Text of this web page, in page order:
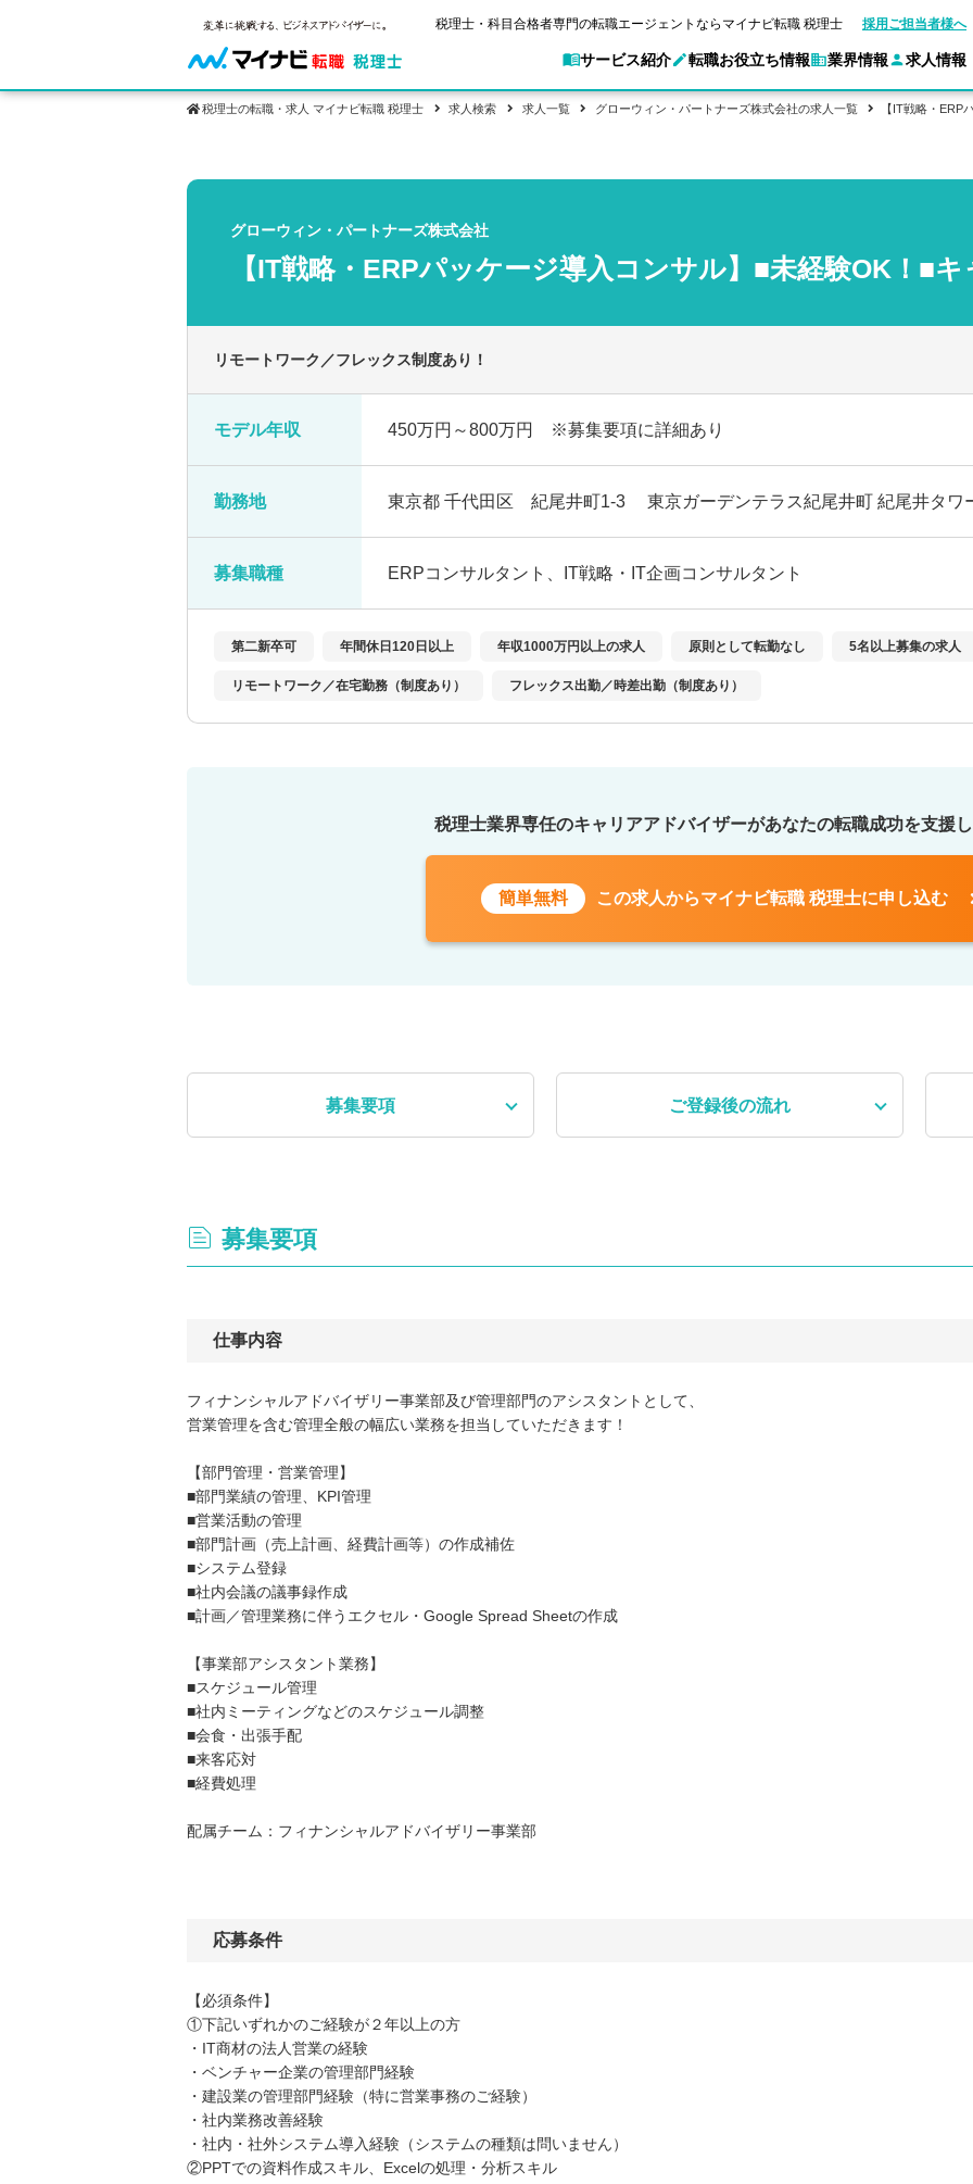
税理士・科目合格者専門の転職エージェントならマイナビ転職 税理士 採用ご担当者様へ
サービス紹介
サービス紹介
マイナビ転職 税理士とは？ ご利用ガイド
キ
よくあるご質問
転職お役立ち情報
転職お役立ち情報
ご状況別転職ガイド
2回目以降の転職の方へ
未経験分野への転職
転職活動お役
ストレス診断
業界情報
業界情報
税理士試験情報
税理士試験合格後の流れ
企業情報
求人情報
求人情報
保有資格別求人情報 業界別求人情報
コンサルティングファームへの転職
税理士の転職・求人 マイナビ転職 税理士 求人検索 求人一覧 グローウィン・パートナーズ株式会社の求人一覧 【IT戦略・ERP
グローウィン・パートナーズ株式会社
【IT戦略・ERPパッケージ導入コンサル】■未経験OK！■
リモートワーク／フレックス制度あり！
モデル年収 450万円～800万円 ※募集要項に詳細あり
勤務地 東京都 千代田区 紀尾井町1-3 東京ガーデンテラス紀尾井町 紀尾井タワ
募集職種 ERPコンサルタント、IT戦略・IT企画コンサルタント
第二新卒可 年間休日120日以上 年収1000万円以上の求人 原則として転勤なし 5名以上募集の求人
リモートワーク／在宅勤務（制度あり） フレックス出勤／時差出勤（制度あり）
税理士業界専任のキャリアアドバイザーがあなたの転職成功を支援
簡単無料 この求人からマイナビ転職 税理士に申し込む
募集要項 ご登録後の流れ
募集要項
仕事内容
フィナンシャルアドバイザリー事業部及び管理部門のアシスタントとして、
営業管理を含む管理全般の幅広い業務を担当していただきます！
【部門管理・営業管理】
■部門業績の管理、KPI管理
■営業活動の管理
■部門計画（売上計画、経費計画等）の作成補佐
■システム登録
■社内会議の議事録作成
■計画／管理業務に伴うエクセル・Google Spread Sheetの作成
【事業部アシスタント業務】
■スケジュール管理
■社内ミーティングなどのスケジュール調整
■会食・出張手配
■来客応対
■経費処理
配属チーム：フィナンシャルアドバイザリー事業部
応募条件
【必須条件】
①下記いずれかのご経験が２年以上の方
・IT商材の法人営業の経験
・ベンチャー企業の管理部門経験
・建設業の管理部門経験（特に営業事務のご経験）
・社内業務改善経験
・社内・社外システム導入経験（システムの種類は問いません）
②PPTでの資料作成スキル、Excelの処理・分析スキル